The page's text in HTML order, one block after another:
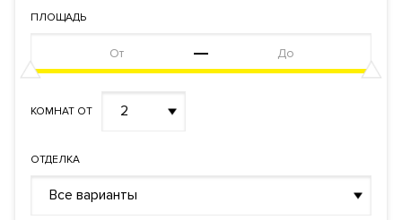
системами комфорта: приточно-вытяжной вентиляцией с
фильтрацией воздуха, централизованной системой
кондиционирования от ведущих мировых производителей.
бутилированной питьевой и горячая вода круглый год. На
представительских автомобилей, келлеры, помещение для
ПЛОЩАДЬ
КОМНАТ ОТ 2
ОТДЕЛКА
Все варианты